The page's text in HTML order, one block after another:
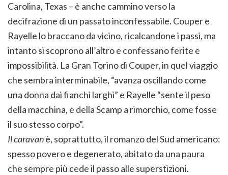
Carolina, Texas – è anche cammino verso la
decifrazione di un passato inconfessabile. Couper e
Rayelle lo braccano da vicino, ricalcandone i passi, ma
intanto si scoprono all’altro e confessano ferite e
impossibilità. La Gran Torino di Couper, in quel viaggio
che sembra interminabile, “avanza oscillando come
una donna dai fianchi larghi” e Rayelle “sente il peso
della macchina, e della Scamp a rimorchio, come fosse
il suo stesso corpo”.
Il caravanè, soprattutto, il romanzo del Sud americano:
spesso povero e degenerato, abitato da una paura
che sempre più cede il passo alle superstizioni.